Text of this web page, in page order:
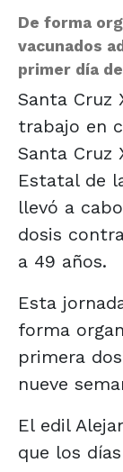
De forma
vacunados
primer día
Santa Cruz
trabajo en
Santa Cruz
Estatal de
llevó a
dosis
a 49 años.
Esta
forma
primera
nueve
El edil
que los